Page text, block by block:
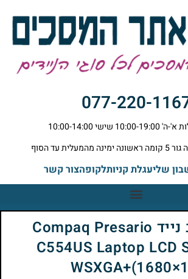
077-220-
שישי 10:00-14:00
עד הסוף
שליעגלת קניותלקופהצור קשר
מסך למחשב נייד Compaq Presario
C554US Laptop LCD